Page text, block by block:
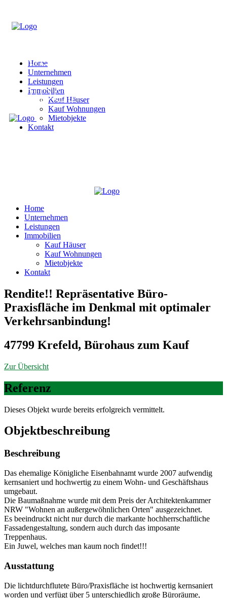
Home
Unternehmen
Leistungen
Immobilien
Kauf Häuser
Kauf Wohnungen
Mietobjekte
Kontakt
Home
Unternehmen
Leistungen
Immobilien
Kauf Häuser
Kauf Wohnungen
Mietobjekte
Kontakt
Rendite!! Repräsentative Büro-
Praxisfläche im Denkmal mit optimaler
Verkehrsanbindung!
47799 Krefeld, Bürohaus zum Kauf
Zur Übersicht
Referenz
Dieses Objekt wurde bereits erfolgreich vermittelt.
Objekt­beschreibung
Beschreibung
Das ehemalige Königliche Eisenbahnamt wurde 2007 aufwendig
kernsaniert und hochwertig zu einem Wohn- und Geschäftshaus
umgebaut.
Die Baumaßnahme wurde mit dem Preis der Architektenkammer
NRW "Wohnen an außergewöhnlichen Orten" ausgezeichnet.
Es beeindruckt nicht nur durch die markante hochherrschaftliche
Fassadengestaltung, sondern auch durch das imposante
Treppenhaus.
Ein Juwel, welches man kaum noch findet!!!
Ausstattung
Die lichtdurchflutete Büro/Praxisfläche ist hochwertig kernsaniert
worden und verfügt über 5 unterschiedlich große Büroräume,